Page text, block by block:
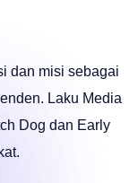
dan misi sebagai
Laku Media
Dog dan Early